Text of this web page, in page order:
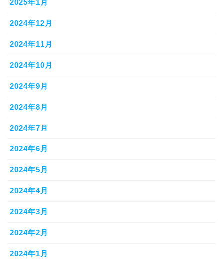
2025年1月
2024年12月
2024年11月
2024年10月
2024年9月
2024年8月
2024年7月
2024年6月
2024年5月
2024年4月
2024年3月
2024年2月
2024年1月